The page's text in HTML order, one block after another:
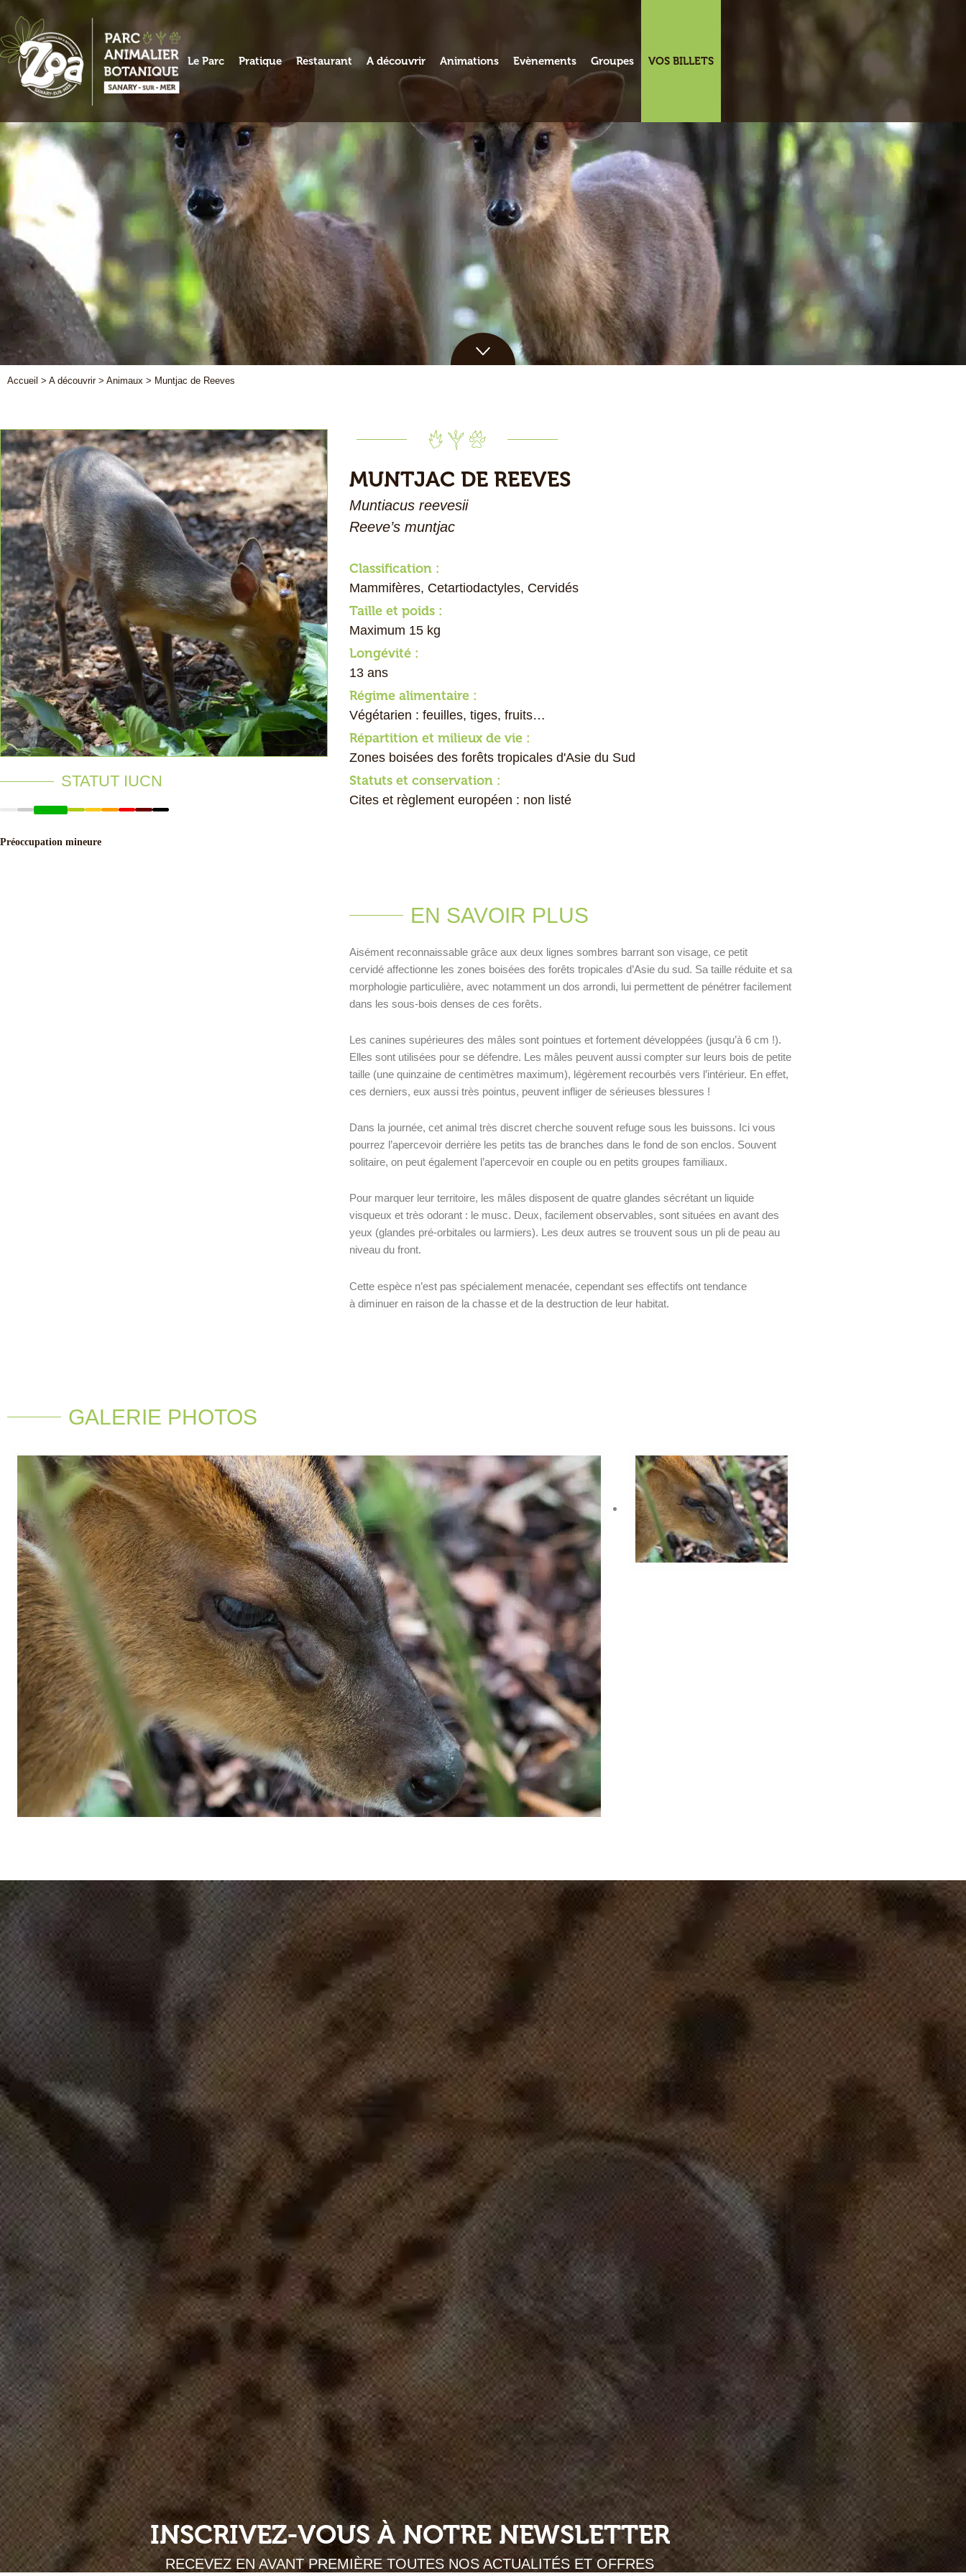
contenu
Le Parc Pratique Restaurant A découvrir Animations Evènements Groupes VOS BILLETS
Accueil > A découvrir> Animaux > Muntjac de Reeves
STATUT IUCN
Préoccupation mineure
MUNTJAC DE REEVES
Muntiacus reevesii
Reeve’s muntjac
Classification :
Mammifères, Cetartiodactyles, Cervidés
Taille et poids :
Maximum 15 kg
Longévité :
13 ans
Régime alimentaire :
Végétarien : feuilles, tiges, fruits…
Répartition et milieux de vie :
Zones boisées des forêts tropicales d'Asie du Sud
Statuts et conservation :
Cites et règlement européen : non listé
EN SAVOIR PLUS
Aisément reconnaissable grâce aux deux lignes sombres barrant son visage, ce petit
cervidé affectionne les zones boisées des forêts tropicales d’Asie du sud. Sa taille réduite et sa
morphologie particulière, avec notamment un dos arrondi, lui permettent de pénétrer facilement
dans les sous-bois denses de ces forêts.
Les canines supérieures des mâles sont pointues et fortement développées (jusqu’à 6 cm !).
Elles sont utilisées pour se défendre. Les mâles peuvent aussi compter sur leurs bois de petite
taille (une quinzaine de centimètres maximum), légèrement recourbés vers l’intérieur. En effet,
ces derniers, eux aussi très pointus, peuvent infliger de sérieuses blessures !
Dans la journée, cet animal très discret cherche souvent refuge sous les buissons. Ici vous
pourrez l’apercevoir derrière les petits tas de branches dans le fond de son enclos. Souvent
solitaire, on peut également l’apercevoir en couple ou en petits groupes familiaux.
Pour marquer leur territoire, les mâles disposent de quatre glandes sécrétant un liquide
visqueux et très odorant : le musc. Deux, facilement observables, sont situées en avant des
yeux (glandes pré-orbitales ou larmiers). Les deux autres se trouvent sous un pli de peau au
niveau du front.
Cette espèce n’est pas spécialement menacée, cependant ses effectifs ont tendance
à diminuer en raison de la chasse et de la destruction de leur habitat.
GALERIE PHOTOS
INSCRIVEZ-VOUS À NOTRE NEWSLETTER
RECEVEZ EN AVANT PREMIÈRE TOUTES NOS ACTUALITÉS ET OFFRES